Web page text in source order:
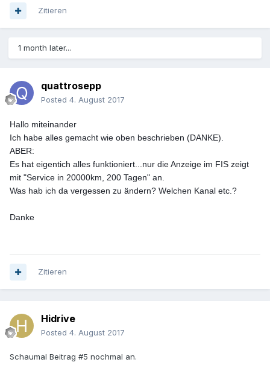
Zitieren
1 month later...
quattrosepp
Posted 4. August 2017
Hallo miteinander
Ich habe alles gemacht wie oben beschrieben (DANKE).
ABER:
Es hat eigentich alles funktioniert...nur die Anzeige im FIS zeigt
mit "Service in 20000km, 200 Tagen" an.
Was hab ich da vergessen zu ändern? Welchen Kanal etc.?
Danke
Zitieren
Hidrive
Posted 4. August 2017
Schaumal Beitrag #5 nochmal an.